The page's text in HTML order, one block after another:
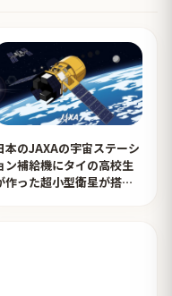
本のJAXAの宇宙ステーシ
ン補給機にタイの高校生
作った超小型衛星が搭載